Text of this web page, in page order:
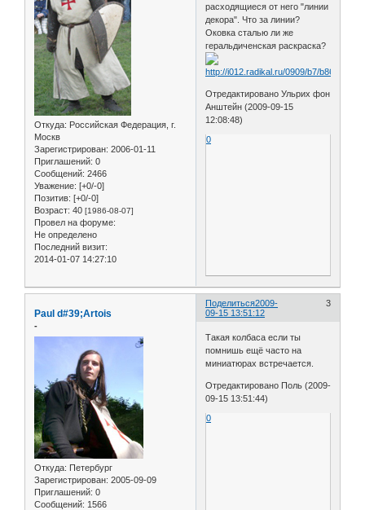
Откуда: Российская Федерация, г.
Москв
Зарегистрирован: 2006-01-11
Приглашений: 0
Сообщений: 2466
Уважение: [+0/-0]
Позитив: [+0/-0]
Возраст: 40 [1986-08-07]
Провел на форуме:
Не определено
Последний визит:
2014-01-07 14:27:10
расходящиеся от него "линии
декора". Что за линии?
Оковка сталью ли же
геральдиченская раскраска?
Отредактировано Ульрих фон
Анштейн (2009-09-15
12:08:48)
0
Поделиться 3
2009-
09-15 13:51:12
Paul d#39;Artois
-
Откуда: Петербург
Зарегистрирован: 2005-09-09
Приглашений: 0
Сообщений: 1566
Такая колбаса если ты
помнишь ещё часто на
миниатюрах встречается.
Отредактировано Поль (2009-
09-15 13:51:44)
0